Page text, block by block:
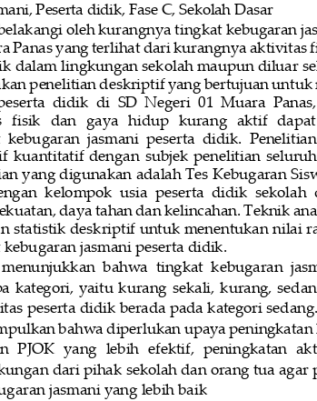
Peserta didik, Fase C, Sekolah Dasar
oleh kurangnya tingkat kebugaran
Panasyang terlihat dari kurangnya aktivitas
dalam lingkungan sekolah maupun diluar
penelitian deskriptif yang bertujuan
didik  di SD  Negeri  01  Muara  Panas
fisik   dan   gaya   hidup   kurang   aktif
jasmani  peserta  didik.
kuantitatif dengan subjek penelitian seluruh
yang digunakan adalah Tes Kebugaran
kelompok  usia  peserta  didik  sekolah
daya tahan dan kelincahan. Teknik
statistik deskriptif untuk menentukan nilai
jasmani peserta didik.
bahwa  tingkat  kebugaran
kategori,  yaitu  kurang sekali,  kurang,
peserta didik berada pada kategori
bahwa diperlukan upaya peningkatan
PJOK  yang  lebih  efektif,  peningkatan
dari pihak sekolah dan orang tua agar
jasmani yang lebih baik